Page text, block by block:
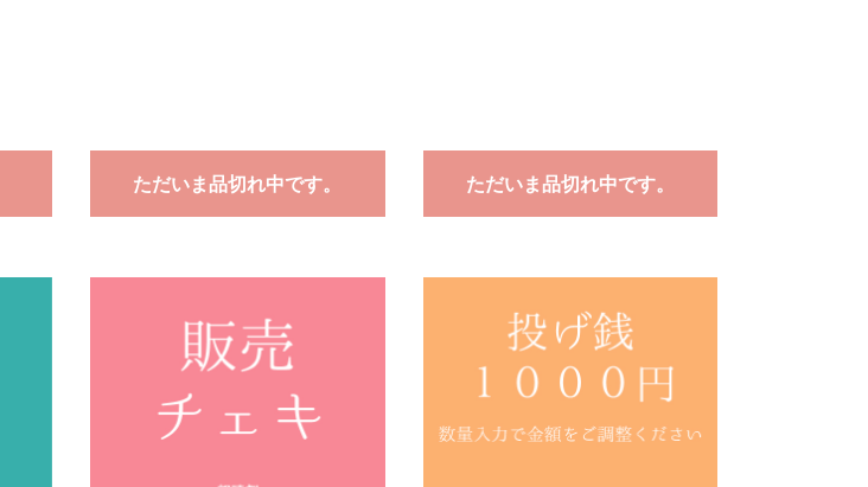
ただいま品切れ中です。 ただいま品切れ中です。